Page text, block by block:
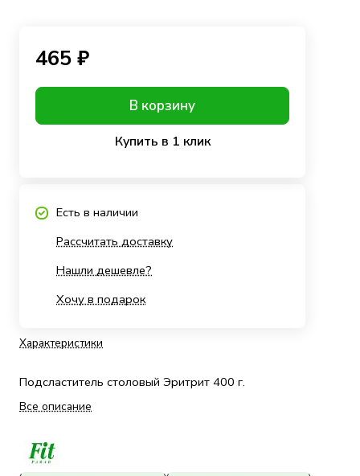
Характеристики
Подсластитель столовый Эритрит 400 г.
Все описание
465 ₽
В корзину
Купить в 1 клик
Есть в наличии
Рассчитать доставку
Нашли дешевле?
Хочу в подарок